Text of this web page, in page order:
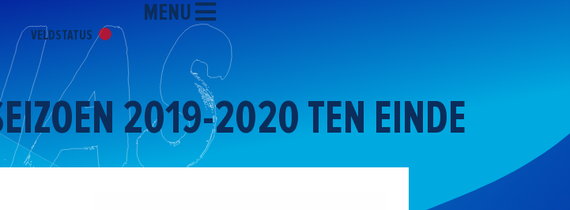
VELDSTATUS
MENU
2019-2020 TEN EINDE